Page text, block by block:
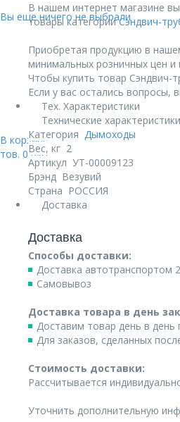
Вы еще ничего не выбрали
В корзине:
тов. 0руб.
В нашем интернет магазине
товары категорииСэндвич-
Приобретая продукцию в
минимальных розничных цен
Чтобы купить товар Сэндвич-
Если у вас остались
Тех. Характеристики
Технические характеристики
Категория Дымоходы
Вес, кг 2
Артикул УТ-00009123
Брэнд Везувий
Страна РОССИЯ
Доставка
Доставка
Способы доставки:
Доставка автотранспортом
Самовывоз
Доставка товара в день
Доставим товар день в день
Для заказов, сделанных
Стоимость доставки:
Рассчитывается
Уточнить дополнительную